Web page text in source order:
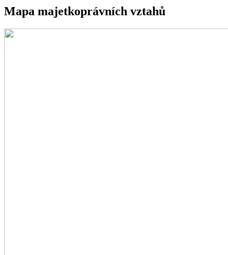
Mapa majetkoprávních vztahů